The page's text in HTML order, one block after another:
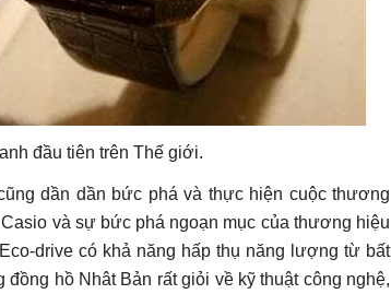
đầu tiên trên Thế giới.
dần dần bức phá và thực hiện cuộc thương
và sự bức phá ngoạn mục của thương hiệu
drive có khả năng hấp thụ năng lượng từ bất
hồ Nhât Bản rất giỏi về kỹ thuật công nghệ,